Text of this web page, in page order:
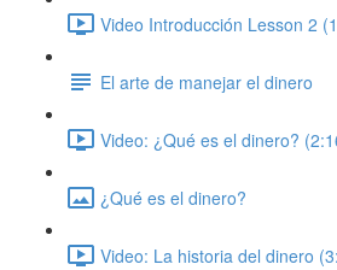
Video Introducción Lesson 2
El arte de manejar el dinero
Video: ¿Qué es el dinero?
¿Qué es el dinero?
Video: La historia del dinero